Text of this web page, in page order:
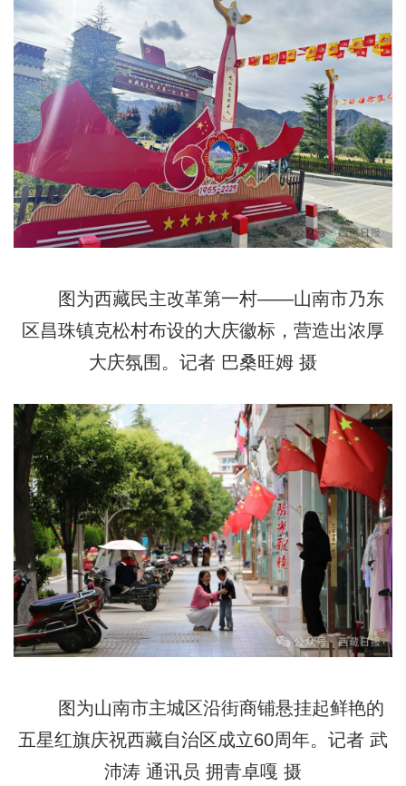
图为西藏民主改革第一村——山南市乃东
区昌珠镇克松村布设的大庆徽标，营造出浓厚
大庆氛围。记者 巴桑旺姆 摄
图为山南市主城区沿街商铺悬挂起鲜艳的
五星红旗庆祝西藏自治区成立60周年。记者 武
沛涛 通讯员 拥青卓嘎 摄